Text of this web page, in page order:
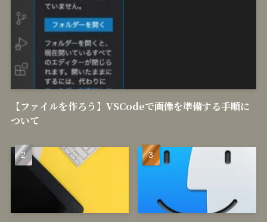
【ファイルを作ろう】VSCodeで画像を準備する手順に
ついて